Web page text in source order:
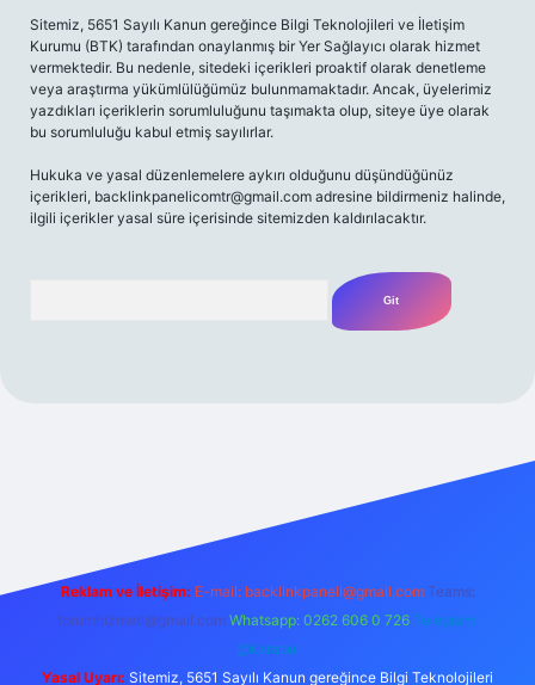
Sitemiz, 5651 Sayılı Kanun gereğince Bilgi Teknolojileri ve İletişim
Kurumu (BTK) tarafından onaylanmış bir Yer Sağlayıcı olarak hizmet
vermektedir. Bu nedenle, sitedeki içerikleri proaktif olarak denetleme
veya araştırma yükümlülüğümüz bulunmamaktadır. Ancak, üyelerimiz
yazdıkları içeriklerin sorumluluğunu taşımakta olup, siteye üye olarak
bu sorumluluğu kabul etmiş sayılırlar.
Hukuka ve yasal düzenlemelere aykırı olduğunu düşündüğünüz
içerikleri, backlinkpanelicomtr@gmail.com adresine bildirmeniz halinde,
ilgili içerikler yasal süre içerisinde sitemizden kaldırılacaktır.
m elexbet
Reklam ve İletişim: E-mail: backlinkpaneli@gmail.com Teams:
forumhizmeti@gmail.com Whatsapp: 0262 606 0 726 Telegram:
@karabul
Yasal Uyarı: Sitemiz, 5651 Sayılı Kanun gereğince Bilgi Teknolojileri